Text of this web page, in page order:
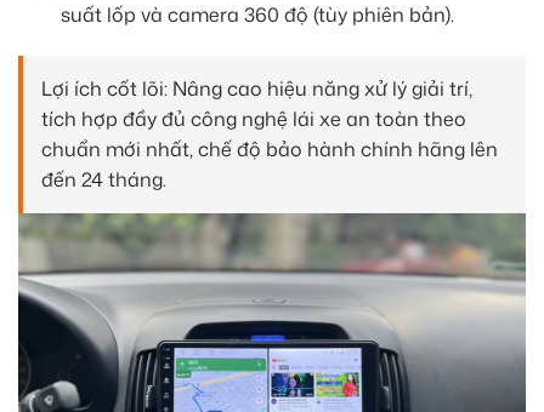
suất lốp và camera 360 độ (tùy phiên bản).
Lợi ích cốt lõi: Nâng cao hiệu năng xử lý giải trí,
tích hợp đầy đủ công nghệ lái xe an toàn theo
chuẩn mới nhất, chế độ bảo hành chính hãng lên
đến 24 tháng.